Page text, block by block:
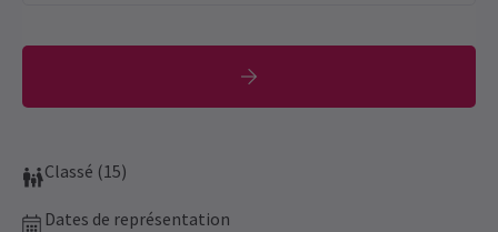
Classé (15)
Dates de représentation